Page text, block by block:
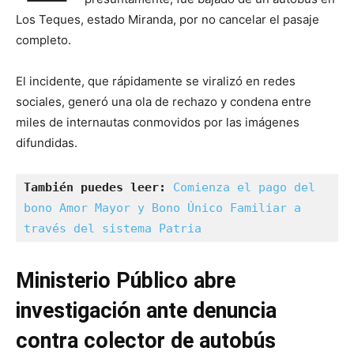
Los Teques, estado Miranda, por no cancelar el pasaje
completo.
El incidente, que rápidamente se viralizó en redes
sociales, generó una ola de rechazo y condena entre
miles de internautas conmovidos por las imágenes
difundidas.
También puedes leer:
Comienza el pago del
bono Amor Mayor y Bono Único Familiar a
través del sistema Patria
Ministerio Público abre
investigación ante denuncia
contra colector de autobús